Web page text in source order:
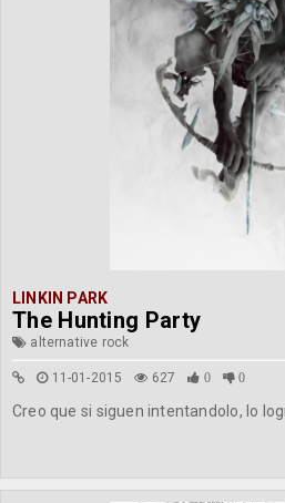
LINKIN PARK
The Hunting Party
alternative rock
11-01-2015 627 0 0
Creo que si siguen intentandolo, lo